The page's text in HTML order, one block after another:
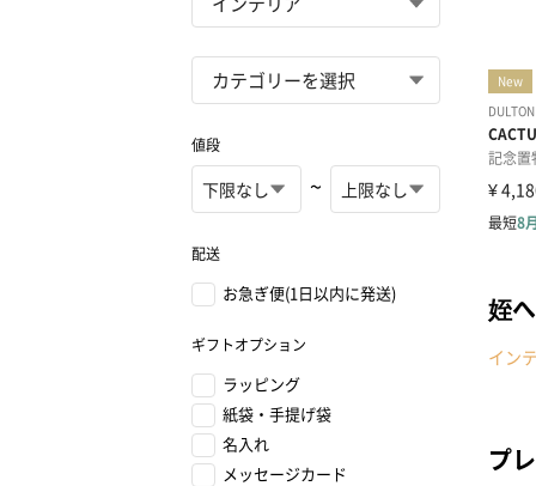
値段
~
配送
お急ぎ便(1日以内に発送)
ギフトオプション
ラッピング
紙袋・手提げ袋
名入れ
メッセージカード
姪
イン
プ